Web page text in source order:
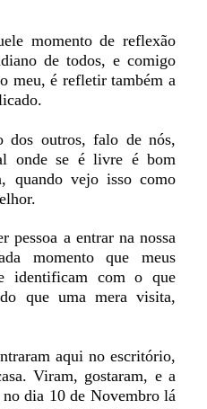
momento de reflexão
de todos, e comigo
meu, é refletir também a
outros, falo de nós,
onde se é livre é bom
quando vejo isso como
pessoa a entrar na nossa
momento que meus
identificam com o que
que uma mera visita,
aqui no escritório,
Viram, gostaram, e a
dia 10 de Novembro lá